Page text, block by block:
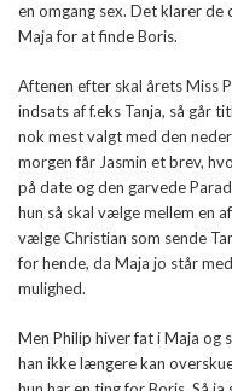
en omgang sex. Det klarer
Maja for at finde Boris.
Aftenen efter skal årets Miss
indsats af f.eks Tanja, så går
nok mest valgt med den
morgen får Jasmin et brev,
på date og den garvede
hun så skal vælge mellem en
vælge Christian som sende
for hende, da Maja jo står
mulighed.
Men Philip hiver fat i Maja og
han ikke længere kan